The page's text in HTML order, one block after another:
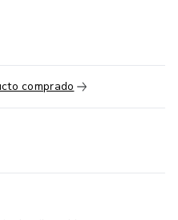
de un equipo. Solo
diario, quieren generar
con IA, ya usan
elevar la calidad
comprado